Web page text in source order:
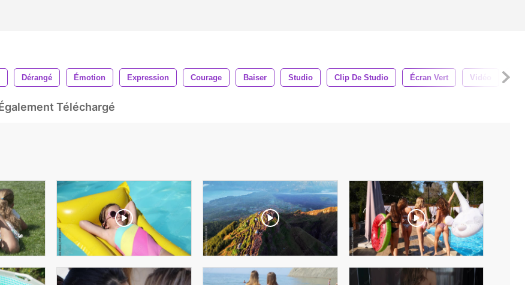
Dérangé Émotion Expression Courage Baiser Studio Clip De Studio Écran Vert Vidéo
Téléchargé